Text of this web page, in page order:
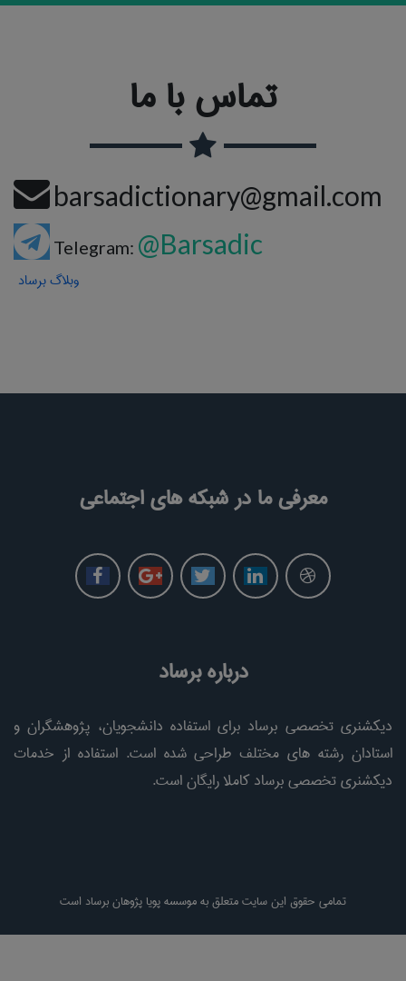
تماس با ما
barsadictionary@gmail.com
Telegram: @Barsadic
وبلاگ برساد
معرفی ما در شبکه های اجتماعی
درباره برساد
دیکشنری تخصصی برساد برای استفاده دانشجویان، پژوهشگران و
استادان رشته های مختلف طراحی شده است. استفاده از خدمات
دیکشنری تخصصی برساد کاملا رایگان است.
تمامی حقوق این سایت متعلق به موسسه پویا پژوهان برساد است